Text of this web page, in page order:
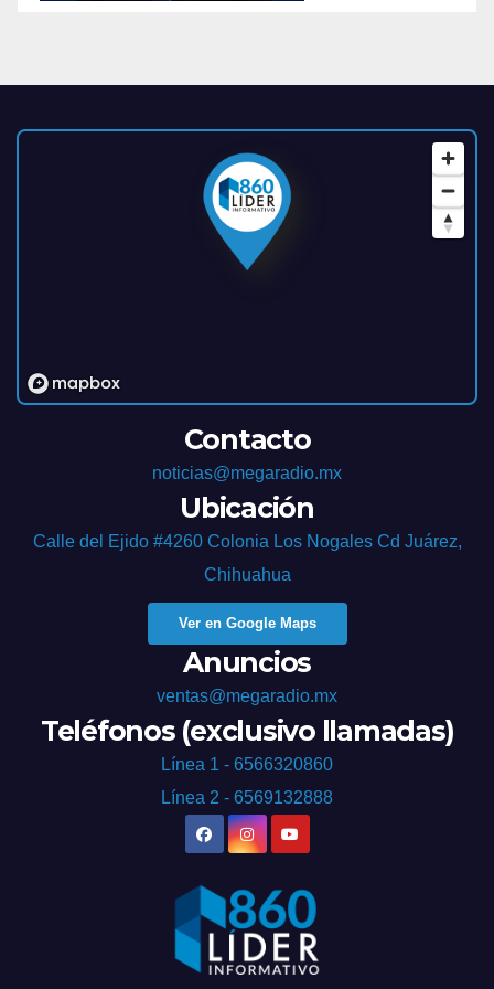
Contacto
noticias@megaradio.mx
Ubicación
Calle del Ejido #4260 Colonia Los Nogales Cd Juárez,
Chihuahua
Ver en Google Maps
Anuncios
ventas@megaradio.mx
Teléfonos (exclusivo llamadas)
Línea 1 - 6566320860
Línea 2 - 6569132888